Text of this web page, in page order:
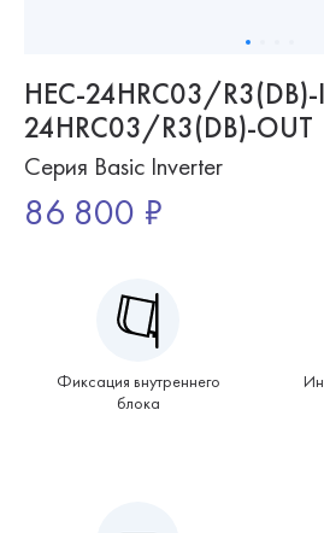
HEC-24HRC03/
24HRC03/R3(DB)-OUT
Серия Basic Inverter
86 800 ₽
Фиксация внутреннего
блока